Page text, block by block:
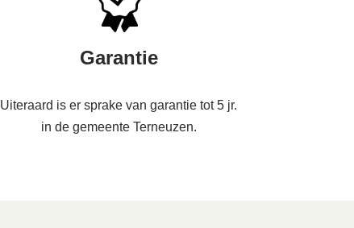
Garantie
Uiteraard is er sprake van garantie tot 5 jr.
in de gemeente Terneuzen.